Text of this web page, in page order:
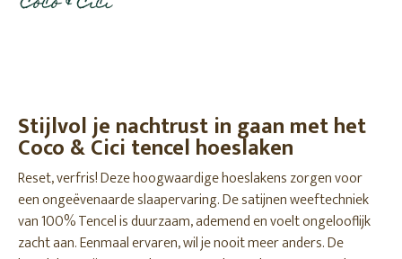
Stijlvol je nachtrust in gaan met het
Coco & Cici tencel hoeslaken
Reset, verfris! Deze hoogwaardige hoeslakens zorgen voor
een ongeëvenaarde slaapervaring. De satijnen weeftechniek
van 100% Tencel is duurzaam, ademend en voelt ongelooflijk
zacht aan. Eenmaal ervaren, wil je nooit meer anders. De